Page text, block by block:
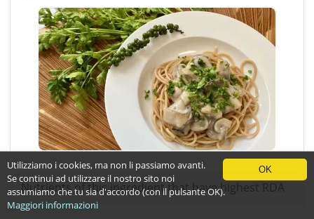
Nutrients of this ingredient that have highest RDA
OK
Utilizziamo i cookies, ma non li passiamo avanti.
Se continui ad utilizzare il nostro sito noi
assumiamo che tu sia d'accordo (con il pulsante OK).
Maggiori informazioni